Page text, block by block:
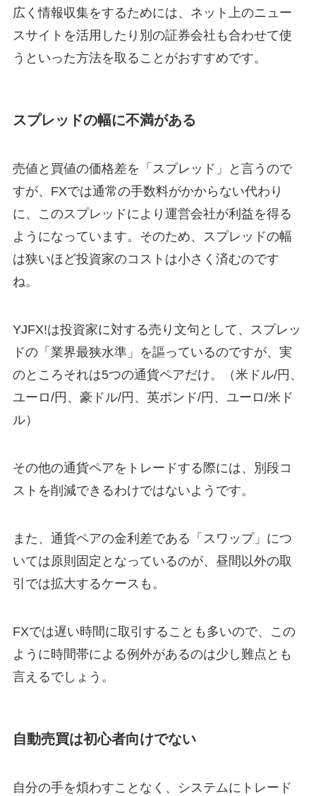
広く情報収集をするためには、ネット上のニュー
スサイトを活用したり別の証券会社も合わせて使
うといった方法を取ることがおすすめです。
スプレッドの幅に不満がある
売値と買値の価格差を「スプレッド」と言うので
すが、FXでは通常の手数料がかからない代わり
に、このスプレッドにより運営会社が利益を得る
ようになっています。そのため、スプレッドの幅
は狭いほど投資家のコストは小さく済むのです
ね。
YJFX!は投資家に対する売り文句として、スプレッ
ドの「業界最狭水準」を謳っているのですが、実
のところそれは5つの通貨ペアだけ。（米ドル/円、
ユーロ/円、豪ドル/円、英ポンド/円、ユーロ/米ド
ル）
その他の通貨ペアをトレードする際には、別段コ
ストを削減できるわけではないようです。
また、通貨ペアの金利差である「スワップ」につ
いては原則固定となっているのが、昼間以外の取
引では拡大するケースも。
FXでは遅い時間に取引することも多いので、この
ように時間帯による例外があるのは少し難点とも
言えるでしょう。
自動売買は初心者向けでない
自分の手を煩わすことなく、システムにトレード